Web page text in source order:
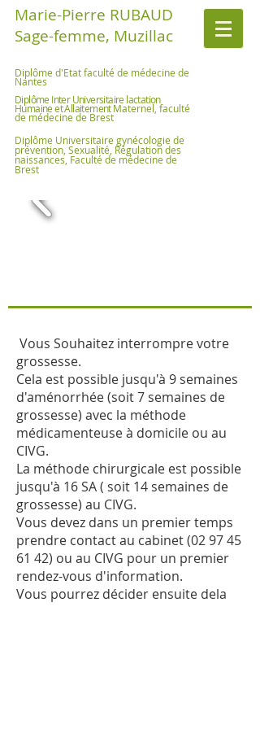
Marie-Pierre RUBAUD
Sage-femme, Muzillac
Diplôme d'Etat faculté de médecine de
Nantes
Diplôme Inter Universitaire lactation
Humaine et AllaitementMaternel, faculté
de médecine de Brest
Diplôme Universitaire gynécologie de
prévention, Sexualité, Régulationdes
naissances, Faculté de médecine de
Brest
Vous Souhaitez interrompre votre
grossesse.
Cela est possible jusqu'à 9 semaines
d'aménorrhée (soit 7 semaines de
grossesse) avec la méthode
médicamenteuse à domicile ou au
CIVG.
La méthode chirurgicale est possible
jusqu'à 16 SA ( soit 14 semaines de
grossesse) au CIVG.
Vous devez dans un premier temps
prendre contact au cabinet(02 97 45
61 42) ou au CIVG pour un premier
rendez-vous d'information.
Vous pourrez décider ensuite dela